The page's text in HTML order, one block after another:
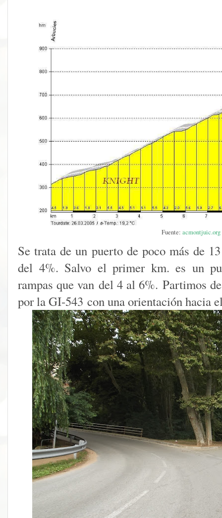
Fuente: acmontjuic.org
Se trata de un puerto de poco más de
del 4%. Salvo el primer km. es un
rampas que van del 4 al 6%. Partimos
por la GI-543 con una orientación hacia